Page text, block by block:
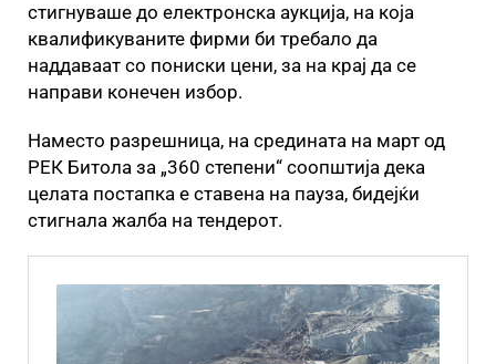
стигнуваше до електронска аукција, на која
квалификуваните фирми би требало да
наддаваат со пониски цени, за на крај да се
направи конечен избор.
Наместо разрешница, на средината на март од
РЕК Битола за „360 степени“ соопштија дека
целата постапка е ставена на пауза, бидејќи
стигнала жалба на тендерот.